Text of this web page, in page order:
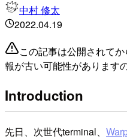
中村 修太
2022.04.19
この記事は公開されて
報が古い可能性があります
Introduction
先日、次世代terminal、